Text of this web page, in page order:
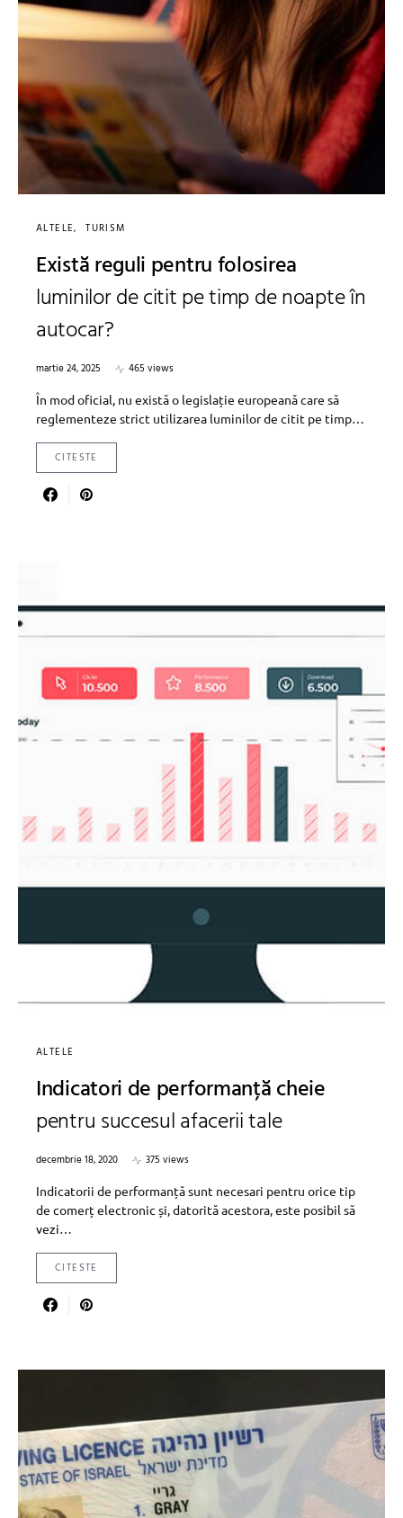
ALTELE TURISM
Există reguli pentru folosirea
luminilor de citit pe timp de noapte în
autocar?
martie 24, 2025
465 views
În mod oficial, nu există o legislație europeană care să
reglementeze strict utilizarea luminilor de citit pe timp…
CITESTE
ALTELE
Indicatori de performanță cheie
pentru succesul afacerii tale
decembrie 18, 2020
375 views
Indicatorii de performanță sunt necesari pentru orice tip
de comerț electronic și, datorită acestora, este posibil să
vezi…
CITESTE